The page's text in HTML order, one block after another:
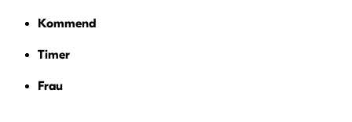
Kommend
Timer
Frau